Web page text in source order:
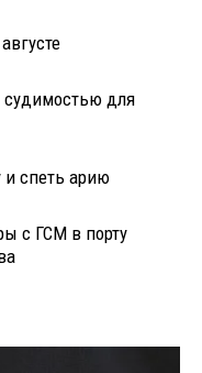
судимостью для
спеть арию
с ГСМ в порту